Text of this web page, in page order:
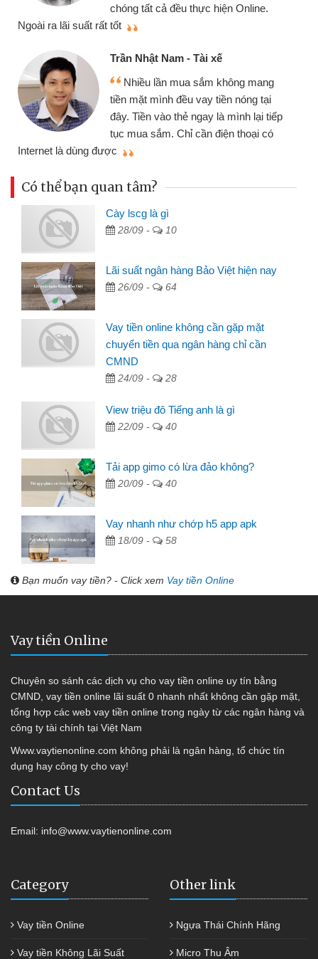
tại
lại tiếp
thiệu cho bạn bè biết
Cấn Văn Lực - Tạp hóa
Tôi kinh doanh buôn bán nhỏ lẻ
nhiều lúc cần vốn nhập hàng, nhờ
đến website qua bạn bè giới thiệu tôi
đã giải quyết được công việc của
Có thể bạn quan tâm?
Cày lscg là gì
28/09 - 10
Lãi suất ngân hàng Bảo Việt hiện nay
26/09 - 64
Vay tiền online không cần gặp mặt
chuyển tiền qua ngân hàng chỉ cần
CMND
24/09 - 28
View triệu đô Tiếng anh là gì
22/09 - 40
Tải app gimo có lừa đảo không?
20/09 - 40
Vay nhanh như chớp h5 app apk
18/09 - 58
Bạn muốn vay tiền? - Click xem Vay tiền Online
Vay tiền Online
Chuyên so sánh các dịch vụ cho vay tiền online uy tín bằng
CMND, vay tiền online lãi suất 0 nhanh nhất không cần gặp mặt,
tổng hợp các web vay tiền online trong ngày từ các ngân hàng và
công ty tài chính tại Việt Nam
Www.vaytienonline.com không phải là ngân hàng, tổ chức tín
dụng hay công ty cho vay!
Contact Us
Email: info@www.vaytienonline.com
Category
Vay tiền Online
Vay tiền Không Lãi Suất
Other link
Ngựa Thái Chính Hãng
Micro Thu Âm